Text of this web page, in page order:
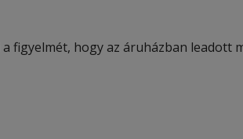
figyelmét, hogy az áruházban leadott